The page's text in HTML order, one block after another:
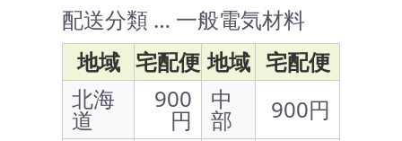
配送分類 … 一般電気材料
地域 宅配便 地域 宅配便
北海
道
900
円
中
部
900円